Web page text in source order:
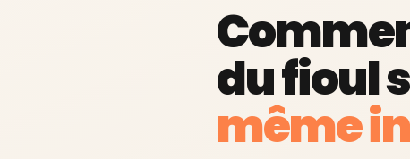
du fioul
même